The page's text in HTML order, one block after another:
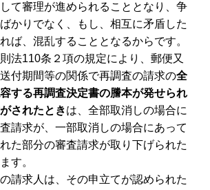
て審理が進められることとなり、争
かりでなく、もし、相互に矛盾した
ば、混乱することとなるからです。
法110条２項の規定により、郵便又
付期間等の関係で再調査の請求の全
する再調査決定書の謄本が発せられ
されたときは、全部取消しの場合に
請求が、一部取消しの場合にあって
た部分の審査請求が取り下げられた
す。
請求人は、その申立てが認められた